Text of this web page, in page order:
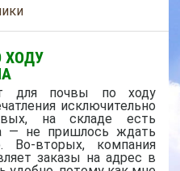
ХОДУ
для почвы по ходу
исключительно
на складе есть
— не пришлось ждать
Во-вторых, компания
заказы на адрес в